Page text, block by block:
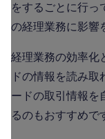
をするごとに行っ
の経理業務に影響
経理業務の効率化
ドの情報を読み
ードの取引情報を
るのもおすすめで